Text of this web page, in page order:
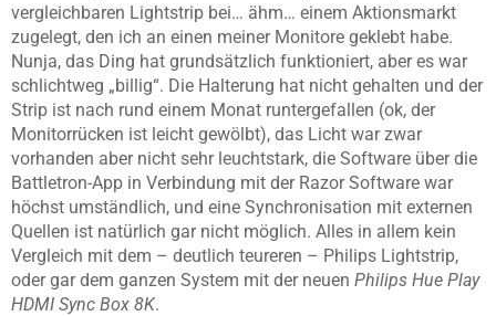
vergleichbaren Lightstrip bei… ähm… einem Aktionsmarkt
zugelegt, den ich an einen meiner Monitore geklebt habe.
Nunja, das Ding hat grundsätzlich funktioniert, aber es war
schlichtweg „billig“. Die Halterung hat nicht gehalten und der
Strip ist nach rund einem Monat runtergefallen (ok, der
Monitorrücken ist leicht gewölbt), das Licht war zwar
vorhanden aber nicht sehr leuchtstark, die Software über die
Battletron-App in Verbindung mit der Razor Software war
höchst umständlich, und eine Synchronisation mit externen
Quellen ist natürlich gar nicht möglich. Alles in allem kein
Vergleich mit dem – deutlich teureren – Philips Lightstrip,
oder gar dem ganzen System mit der neuen Philips Hue Play
HDMI Sync Box 8K.